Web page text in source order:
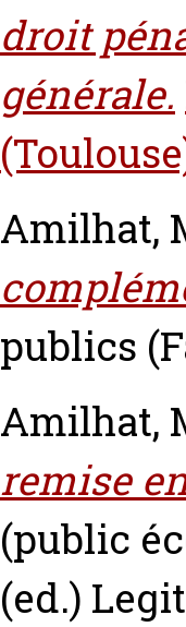
droit
générale.
Amilhat,
publics
Amilhat,
remise
(public
(ed.)